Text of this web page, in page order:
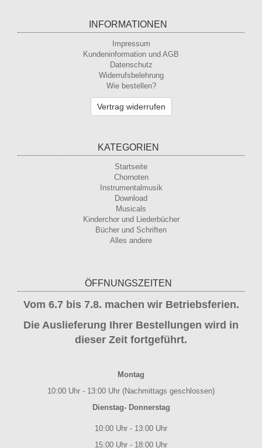
INFORMATIONEN
Impressum
Kundeninformation und AGB
Datenschutz
Widerrufsbelehrung
Wie bestellen?
Vertrag widerrufen
KATEGORIEN
Startseite
Chornoten
Instrumentalmusik
Download
Musicals
Kinderchor und Liederbücher
Bücher und Schriften
Alles andere
ÖFFNUNGSZEITEN
Vom 6.7 bis 7.8. machen wir Betriebsferien.
Die Auslieferung Ihrer Bestellungen wird in
dieser Zeit fortgeführt.
Montag
10:00 Uhr - 13:00 Uhr (Nachmittags geschlossen)
Dienstag- Donnerstag
10:00 Uhr - 13:00 Uhr
15:00 Uhr - 18:00 Uhr